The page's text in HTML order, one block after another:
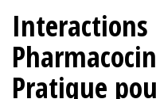
Interactions
Pratique